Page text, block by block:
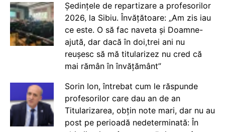
Ședințele de repartizare a profesorilor
2026, la Sibiu. Învățătoare: „Am zis iau
ce este. O să fac naveta și Doamne-
ajută, dar dacă în doi,trei ani nu
reușesc să mă titularizez nu cred că
mai rămân în învățământ”
Sorin Ion, întrebat cum le răspunde
profesorilor care dau an de an
Titularizarea, obțin note mari, dar nu au
post pe perioadă nedeterminată: În